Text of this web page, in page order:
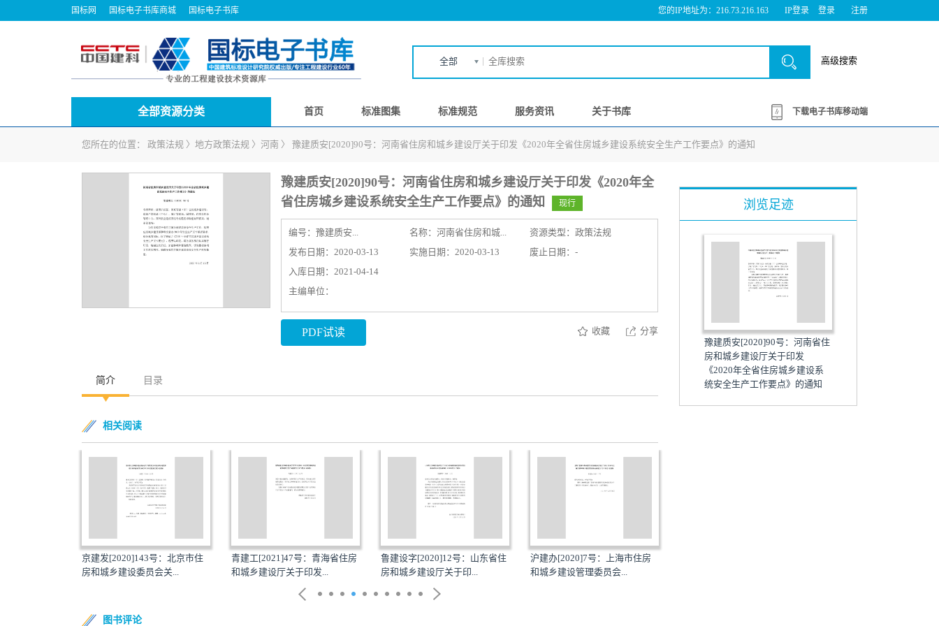
国标网 国标电子书库商城 国标电子书库 您的IP地址为：216.73.216.163 IP登录 登录 注册
全部 高级搜索
全部资源分类 首页 标准图集 标准规范 服务资讯 关于书库 下载电子书库移动端
您所在的位置： 政策法规 〉 地方政策法规 〉 河南 〉 豫建质安[2020]90号：河南省住房和城乡建设厅关于印发《2020年全省住房城乡建设系统安全生产工作要点》的通知
豫建质安[2020]90号：河南省住房和城乡建设厅关于印发《2020年全
省住房城乡建设系统安全生产工作要点》的通知
现行
编号： 豫建质安... 名称： 河南省住房和城...
资源类型：政策法规
发布日期：2020-03-13
实施日期：2020-03-13
废止日期：-
入库日期：2021-04-14
主编单位：
PDF试读 收藏 分享
简介 目录
相关阅读
京建发[2020]143号：北京市住
房和城乡建设委员会关...
青建工[2021]47号：青海省住房
和城乡建设厅关于印发...
鲁建设字[2020]12号：山东省住
房和城乡建设厅关于印...
沪建办[2020]7号：上海市住房
和城乡建设管理委员会...
图书评论
浏览足迹
豫建质安[2020]90号：河南省住
房和城乡建设厅关于印发
《2020年全省住房城乡建设系
统安全生产工作要点》的通知